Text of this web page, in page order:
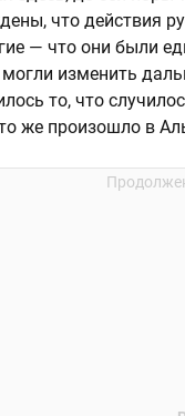
что действия
— что они были
изменить
то, что
же произошло в